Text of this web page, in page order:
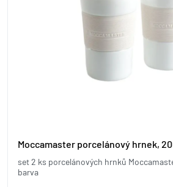
Moccamaster porcelánový hrnek,
set 2 ks porcelánových hrnků
barva